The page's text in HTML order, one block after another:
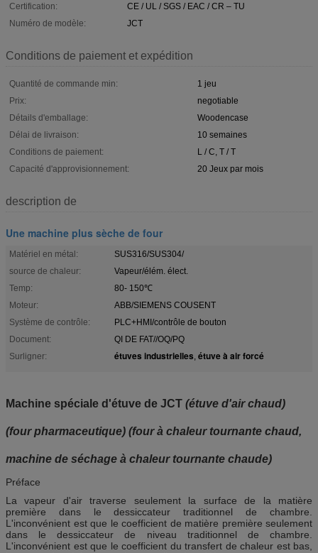
Certification:
CE / UL / SGS / EAC / CR – TU
Numéro de modèle:
JCT
Conditions de paiement et expédition
Quantité de commande min:
1 jeu
Prix:
negotiable
Détails d'emballage:
Woodencase
Délai de livraison:
10 semaines
Conditions de paiement:
L / C, T / T
Capacité d'approvisionnement:
20 Jeux par mois
description de
Une machine plus sèche de four
Matériel en métal:
SUS316/SUS304/
source de chaleur:
Vapeur/élém. élect.
Temp:
80- 150℃
Moteur:
ABB/SIEMENS COUSENT
Système de contrôle:
PLC+HMI/contrôle de bouton
Document:
QI DE FAT//OQ/PQ
Surligner:
étuves industrielles, étuve à air forcé
Machine spéciale d'étuve de JCT (étuve d'air chaud)
(four pharmaceutique) (four à chaleur tournante chaud,
machine de séchage à chaleur tournante chaude)
Préface
La vapeur d'air traverse seulement la surface de la matière
première dans le dessiccateur traditionnel de chambre.
L'inconvénient est que le coefficient de matière première seulement
dans le dessiccateur de niveau traditionnel de chambre.
L'inconvénient est que le coefficient du transfert de chaleur est bas,